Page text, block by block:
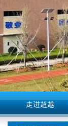
走进超越